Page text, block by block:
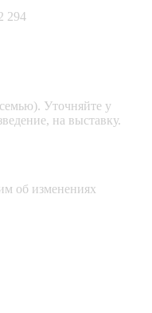
294
Уточняйте у
на выставку.
об изменениях